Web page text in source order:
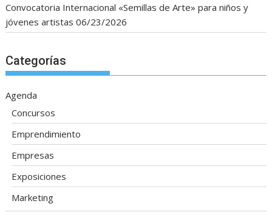
Convocatoria Internacional «Semillas de Arte» para niños y
jóvenes artistas 06/23/2026
Categorías
Agenda
Concursos
Emprendimiento
Empresas
Exposiciones
Marketing